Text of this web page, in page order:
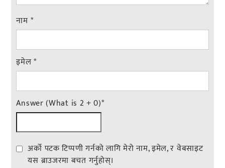
नाम *
इमेल*
Answer (What is 2 + 0)*
अर्को पटक टिप्पणी गर्नको लागि मेरो नाम, इमेल, र वेबसाइट
यस ब्राउजरमा बचत गर्नुहोस्।